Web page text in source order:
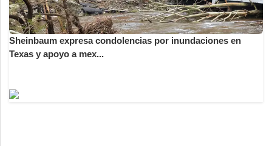
Sheinbaum expresa condolencias por inundaciones en
Texas y apoyo a mex...